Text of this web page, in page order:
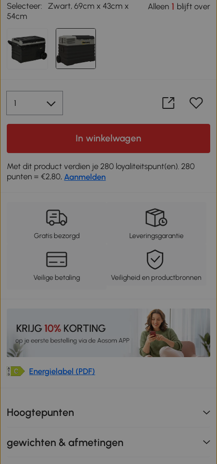
Selecteer:
Zwart, 69cm x 43cm x
54cm
Alleen1 blijft over
In winkelwagen
Met dit product verdien je 280 loyaliteitspunt(en). 280
punten = €2,80, Aanmelden
Gratis bezorgd Leveringsgarantie
Veilige betaling Veiligheid en productbronnen
Energielabel (PDF)
Hoogtepunten
gewichten & afmetingen